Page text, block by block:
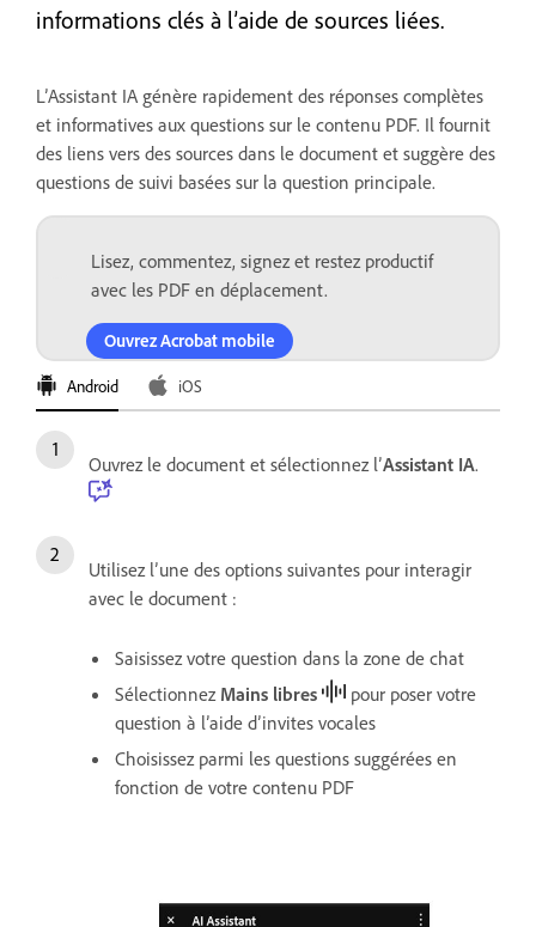
informations clés à l’aide de sources liées.
L’Assistant IA génère rapidement des réponses complètes
et informatives aux questions sur le contenu PDF. Il fournit
des liens vers des sources dans le document et suggère des
questions de suivi basées sur la question principale.
Lisez, commentez, signez et restez productif
avec les PDF en déplacement.
Ouvrez Acrobat mobile
Android iOS
Ouvrez le document et sélectionnez l’Assistant IA.
Utilisez l’une des options suivantes pour interagir
avec le document :
Saisissez votre question dans la zone de chat
Sélectionnez Mains libres
pour poser votre
question à l’aide d’invites vocales
Choisissez parmi les questions suggérées en
fonction de votre contenu PDF